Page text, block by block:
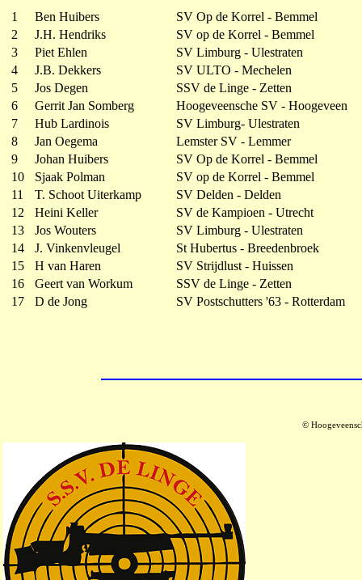
1 Ben Huibers
SV Op de Korrel - Bemmel
2
J.H. Hendriks
SV op de Korrel - Bemmel
3
Piet Ehlen
SV Limburg - Ulestraten
4
J.B. Dekkers
SV ULTO - Mechelen
5
Jos Degen
SSV de Linge - Zetten
6
Gerrit Jan Somberg
Hoogeveensche SV - Hoogeveen
7
Hub Lardinois
SV Limburg- Ulestraten
8
Jan Oegema
Lemster SV - Lemmer
9
Johan Huibers
SV Op de Korrel - Bemmel
10
Sjaak Polman
SV op de Korrel - Bemmel
11
T. Schoot Uiterkamp
SV Delden - Delden
12
Heini Keller
SV de Kampioen - Utrecht
13
Jos Wouters
SV Limburg - Ulestraten
14
J. Vinkenvleugel
St Hubertus - Breedenbroek
15
H van Haren
SV Strijdlust - Huissen
16
Geert van Workum
SSV de Linge - Zetten
17
D de Jong SV Postschutters '63 - Rotterdam
©